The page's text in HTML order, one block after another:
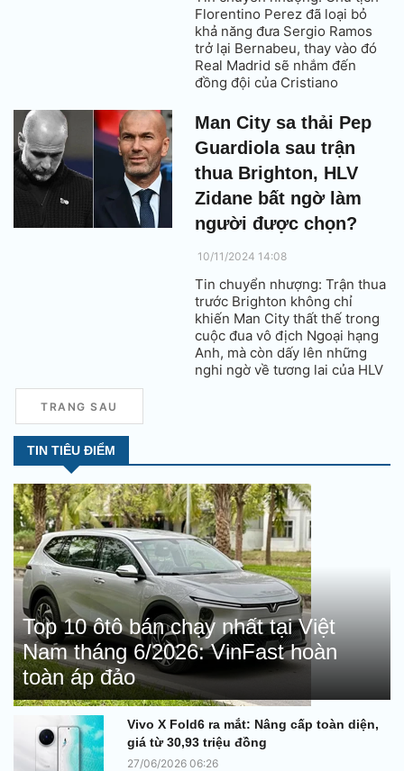
Florentino Perez đã loại bỏ
khả năng đưa Sergio Ramos
trở lại Bernabeu, thay vào đó
Real Madrid sẽ nhắm đến
đồng đội của Cristiano
Man City sa thải Pep
Guardiola sau trận
thua Brighton, HLV
Zidane bất ngờ làm
người được chọn?
10/11/2024 14:08
Tin chuyển nhượng: Trận thua
trước Brighton không chỉ
khiến Man City thất thế trong
cuộc đua vô địch Ngoại hạng
Anh, mà còn dấy lên những
nghi ngờ về tương lai của HLV
TRANG SAU
TIN TIÊU ĐIỂM
Top 10 ôtô bán chạy nhất tại Việt
Nam tháng 6/2026: VinFast hoàn
toàn áp đảo
Vivo X Fold6 ra mắt: Nâng cấp toàn diện,
giá từ 30,93 triệu đồng
27/06/2026 06:26